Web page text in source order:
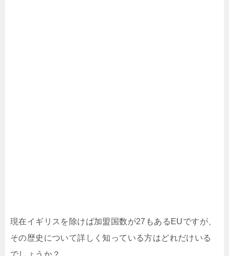
現在イギリスを除けば加盟国数が27もあるEUですが、
その歴史について詳しく知っている方はどれだけいる